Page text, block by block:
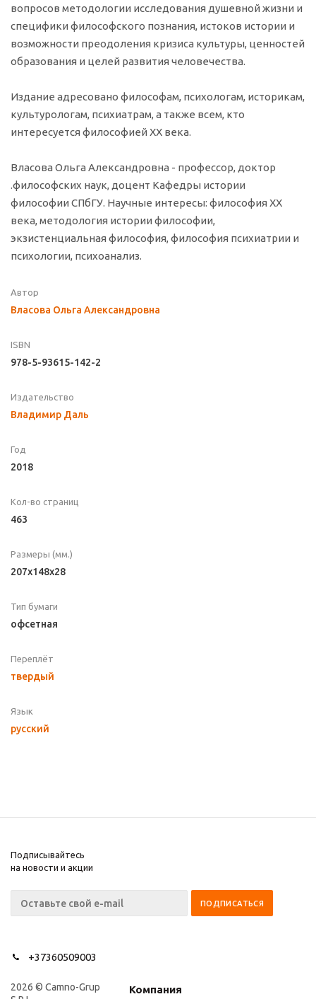
вопросов методологии исследования душевной жизни и
специфики философского познания, истоков истории и
возможности преодоления кризиса культуры, ценностей
образования и целей развития человечества.
Издание адресовано философам, психологам, историкам,
культурологам, психиатрам, а также всем, кто
интересуется философией XX века.
Власова Ольга Александровна - профессор, доктор
.философских наук, доцент Кафедры истории
философии СПбГУ. Научные интересы: философия XX
века, методология истории философии,
экзистенциальная философия, философия психиатрии и
психологии, психоанализ.
Автор
Власова Ольга Александровна
ISBN
978-5-93615-142-2
Издательство
Владимир Даль
Год
2018
Кол-во страниц
463
Размеры (мм.)
207x148x28
Тип бумаги
офсетная
Переплёт
твердый
Язык
русский
Подписывайтесь
на новости и акции
+37360509003
2026 © Camno-Grup
Компания